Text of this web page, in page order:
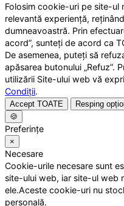
Folosim cookie-uri pe site-ul
relevantă experiență,
dumneavoastră. Prin
acord”, sunteți de acord ca
De asemenea, puteți să
apăsarea butonului „Refuz”.
utilizării Site-ului web vă
Condiții.
Accept TOATE Resping
🍪
Preferințe
×
Necesare
Cookie-urile necesare sunt
site-ului web, iar site-ul web
ele.Aceste cookie-uri nu
personală.